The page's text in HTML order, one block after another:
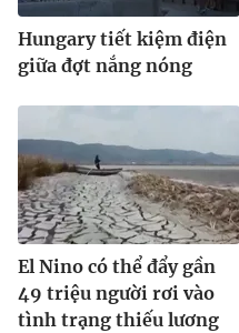
Hungary tiết kiệm điện
giữa đợt nắng nóng
El Nino có thể đẩy gần
49 triệu người rơi vào
tình trạng thiếu lương